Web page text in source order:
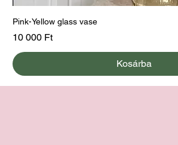
Pink-Yellow glass vase
Ár
10 000 Ft
Kosárba